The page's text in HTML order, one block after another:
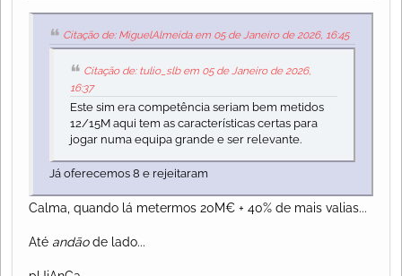
Citação de: MiguelAlmeida em 05 de Janeiro de 2026, 16:45
Citação de: tulio_slb em 05 de Janeiro de 2026,
16:37
Este sim era competência seriam bem metidos
12/15M aqui tem as características certas para
jogar numa equipa grande e ser relevante.
Já oferecemos 8 e rejeitaram
Calma, quando lá metermos 20M€ + 40% de mais valias...
Até andãode lado...